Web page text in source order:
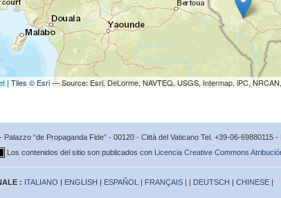
| Tiles © Esri — Source: Esri, DeLorme, NAVTEQ, USGS, Intermap, iPC,
Palazzo “de Propaganda Fide” - 00120 - Città del Vaticano Tel. +39-06-69880115
Los contenidos del sitio son publicados con Licencia Creative Commons
: ITALIANO | ENGLISH | ESPAÑOL | FRANÇAIS | | DEUTSCH | CHINESE |